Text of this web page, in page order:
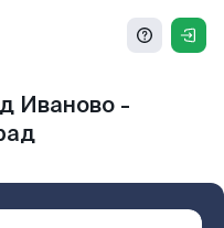
Иваново -